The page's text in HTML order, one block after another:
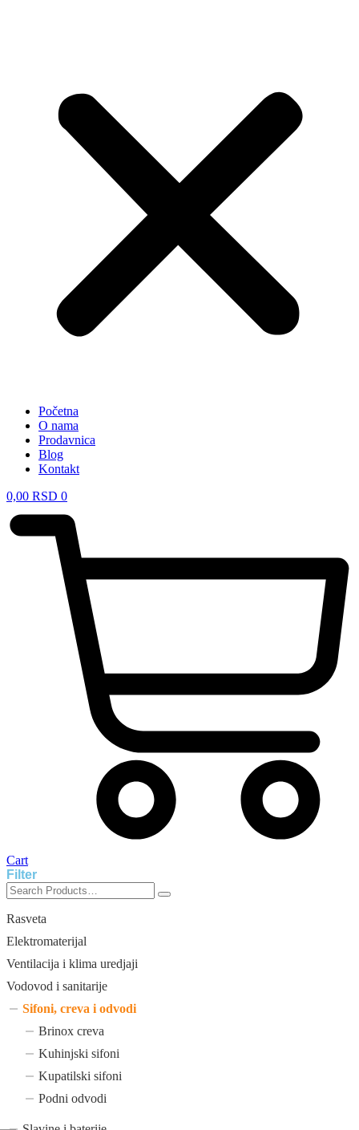
Početna
O nama
Prodavnica
Blog
Kontakt
0,00 RSD 0
Cart
Filter
Rasveta
Elektromaterijal
Ventilacija i klima uredjaji
Vodovod i sanitarije
Sifoni, creva i odvodi
Brinox creva
Kuhinjski sifoni
Kupatilski sifoni
Podni odvodi